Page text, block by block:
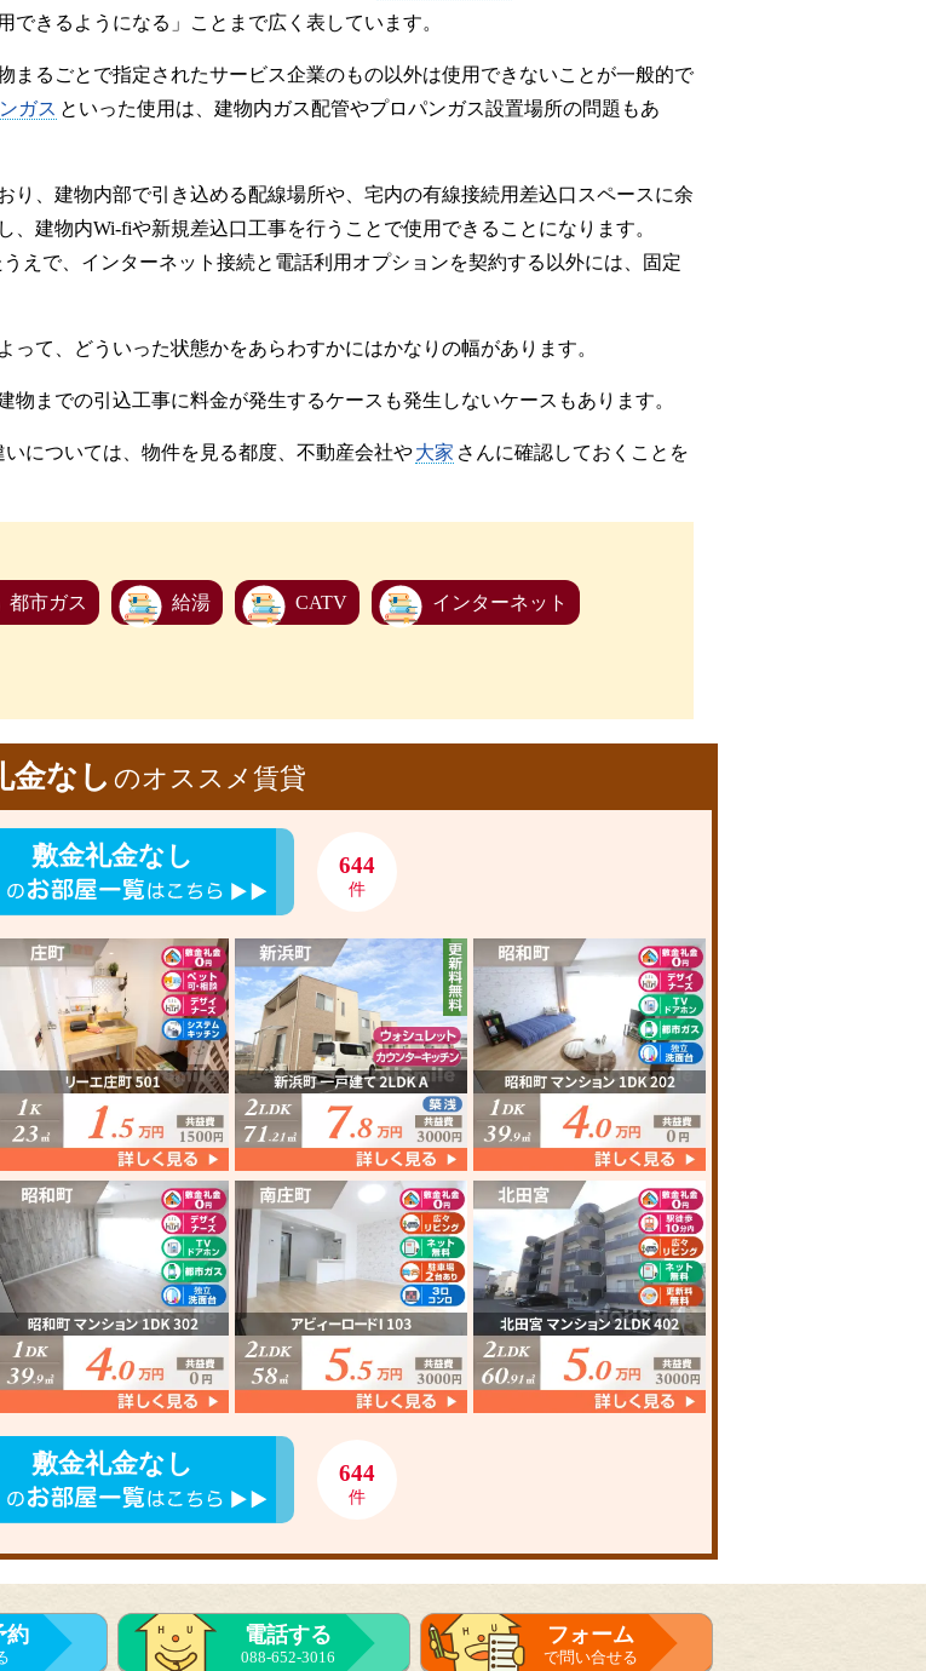
きるようになる」ことまで広く表しています。
まるごとで指定されたサービス企業のもの以外は使用できないことが一般的で
ガス といった使用は、建物内ガス配管やプロパンガス設置場所の問題もあ
り、建物内部で引き込める配線場所や、宅内の有線接続用差込口スペースに余
建物内Wi-fiや新規差込口工事を行うことで使用できることになります。
えで、インターネット接続と電話利用オプションを契約する以外には、固定
て、どういった状態かをあらわすかにはかなりの幅があります。
までの引込工事に料金が発生するケースも発生しないケースもあります。
については、物件を見る都度、不動産会社や大家 さんに確認しておくことを
都市ガス 給湯 CATV インターネット
金なし のオススメ賃貸
敷金礼金なし 644
件
敷金礼金なし 644
件
約 電話する
088-652-3016
フォーム
で問い合せる